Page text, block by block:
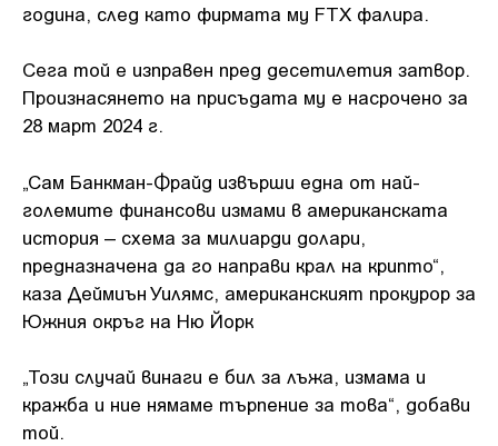
година, след като фирмата му FTX фалира.
Сега той е изправен пред десетилетия затвор.
Произнасянето на присъдата му е насрочено за
28 март 2024 г.
„Сам Банкман-Фрайд извърши една от най-
големите финансови измами в американската
история – схема за милиарди долари,
предназначена да го направи крал на крипто“,
каза Деймиън Уилямс, американският прокурор за
Южния окръг на Ню Йорк
„Този случай винаги е бил за лъжа, измама и
кражба и ние нямаме търпение за това“, добави
той.